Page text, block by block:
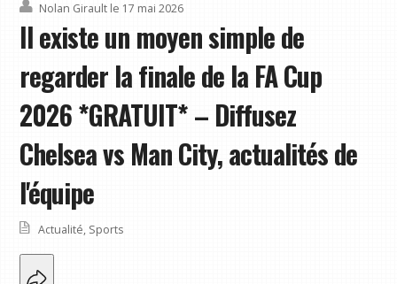
Nolan Girault le 17 mai 2026
Il existe un moyen simple de
regarder la finale de la FA Cup
2026 *GRATUIT* – Diffusez
Chelsea vs Man City, actualités de
l'équipe
Actualité, Sports